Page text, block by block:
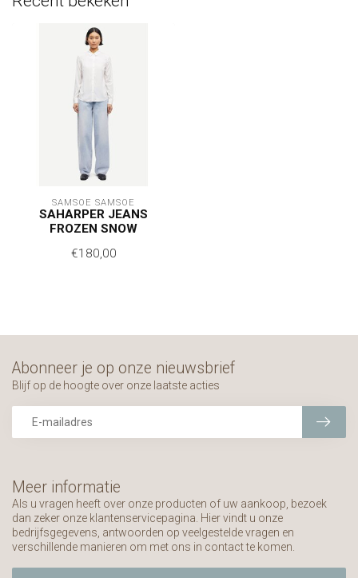
SAMSOE SAMSOE
SAHARPER JEANS
FROZEN SNOW
€180,00
Meer informatie
Als u vragen heeft over onze producten of uw aankoop, bezoek
dan zeker onze klantenservicepagina. Hier vindt u onze
bedrijfsgegevens, antwoorden op veelgestelde vragen en
verschillende manieren om met ons in contact te komen.
Abonneer je op onze nieuwsbrief
Blijf op de hoogte over onze laatste acties